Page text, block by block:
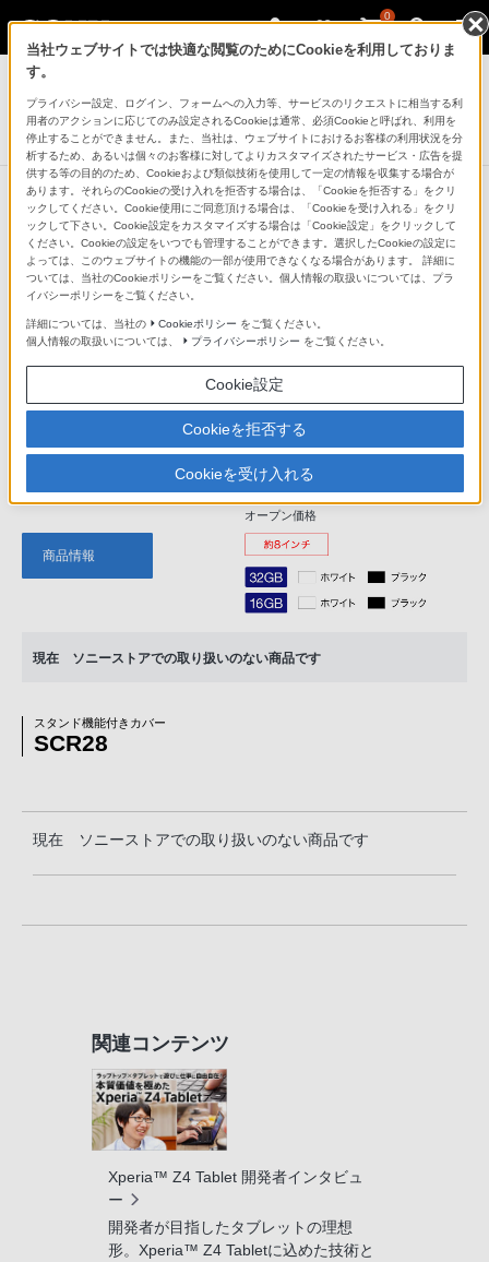
0
スタンド機能付きカバー
SCR28
タブレットデバイス
タブレットデバイス
タブレットデバイス
Xperia（TM） Z3 Tablet
Compact
これまでにない驚きと感動を。
世界最軽量（＊3）・薄型防水
（＊2）タブレット
オープン価格
商品情報
現在 ソニーストアでの取り扱いのない商品です
スタンド機能付きカバー
SCR28
現在 ソニーストアでの取り扱いのない商品です
関連コンテンツ
Xperia™ Z4 Tablet 開発者インタビュ
ー
開発者が目指したタブレットの理想
形。Xperia™ Z4 Tabletに込めた技術と
当社ウェブサイトでは快適な閲覧のためにCookieを利用しておりま
す。
プライバシー設定、ログイン、フォームへの入力等、サービスのリクエストに相当する利
用者のアクションに応じてのみ設定されるCookieは通常、必須Cookieと呼ばれ、利用を
停止することができません。また、当社は、ウェブサイトにおけるお客様の利用状況を分
析するため、あるいは個々のお客様に対してよりカスタマイズされたサービス・広告を提
供する等の目的のため、Cookieおよび類似技術を使用して一定の情報を収集する場合が
あります。それらのCookieの受け入れを拒否する場合は、「Cookieを拒否する」をクリ
ックしてください。Cookie使用にご同意頂ける場合は、「Cookieを受け入れる」をクリ
ックして下さい。Cookie設定をカスタマイズする場合は「Cookie設定」をクリックして
ください。Cookieの設定をいつでも管理することができます。選択したCookieの設定に
よっては、このウェブサイトの機能の一部が使用できなくなる場合があります。 詳細に
ついては、当社のCookieポリシーをご覧ください。個人情報の取扱いについては、プラ
イバシーポリシーをご覧ください。
詳細については、当社の Cookieポリシー をご覧ください。
個人情報の取扱いについては、
プライバシーポリシー をご覧ください。
Cookie設定
Cookieを拒否する
Cookieを受け入れる